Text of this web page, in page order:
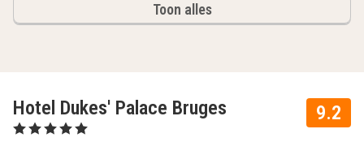
Toon alles
9.2
Hotel Dukes' Palace Bruges
, 5 Sterren